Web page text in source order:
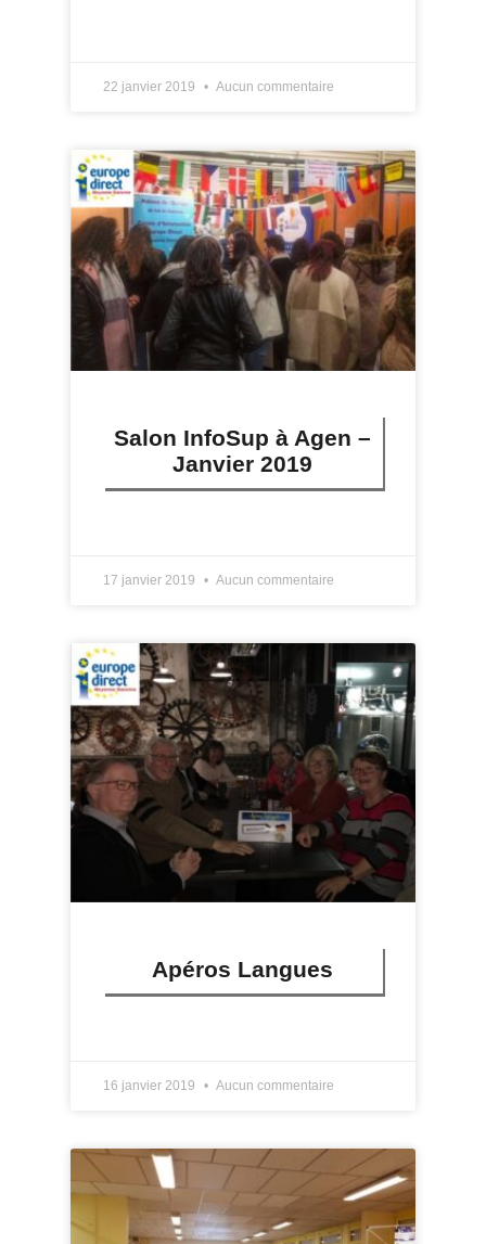
22 janvier 2019 Aucun commentaire
Salon InfoSup à Agen –
Janvier 2019
17 janvier 2019 Aucun commentaire
Apéros Langues
16 janvier 2019 Aucun commentaire